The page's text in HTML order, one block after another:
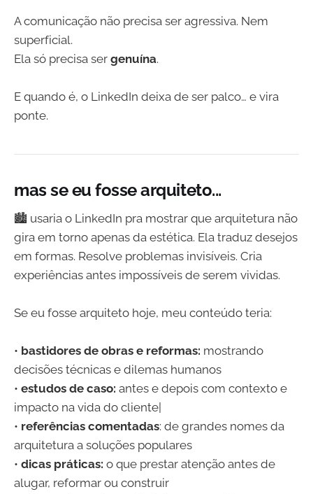
A comunicação não precisa ser agressiva. Nem
superficial.
Ela só precisa ser genuína.
E quando é, o LinkedIn deixa de ser palco… e vira
ponte.
mas se eu fosse arquiteto...
🏙️ usaria o LinkedIn pra mostrar que arquitetura não
gira em torno apenas da estética. Ela traduz desejos
em formas. Resolve problemas invisíveis. Cria
experiências antes impossíveis de serem vividas.
Se eu fosse arquiteto hoje, meu conteúdo teria:
• bastidores de obras e reformas: mostrando
decisões técnicas e dilemas humanos
• estudos de caso: antes e depois com contexto e
impacto na vida do cliente|
• referências comentadas: de grandes nomes da
arquitetura a soluções populares
• dicas práticas: o que prestar atenção antes de
alugar, reformar ou construir